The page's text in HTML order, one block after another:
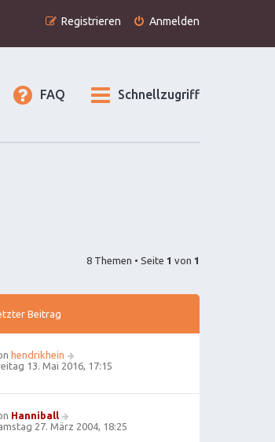
Anmelden
Registrieren
Schnellzugriff
FAQ
8 Themen • Seite 1 von 1
Beitrag
hendrikhein
13. Mai 2016, 17:15
Hanniball
27. März 2004, 18:25